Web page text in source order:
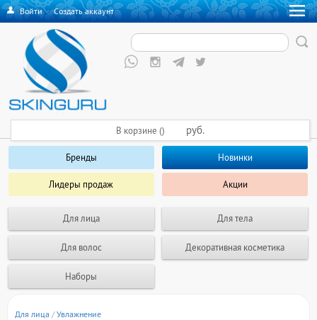
Войти·Создать аккаунт
Бренды Новинки
Лидеры продаж Акции
Для лица Для тела
Для волос Декоративная косметика
Наборы
В корзине () руб.
Для лица /Увлажнение